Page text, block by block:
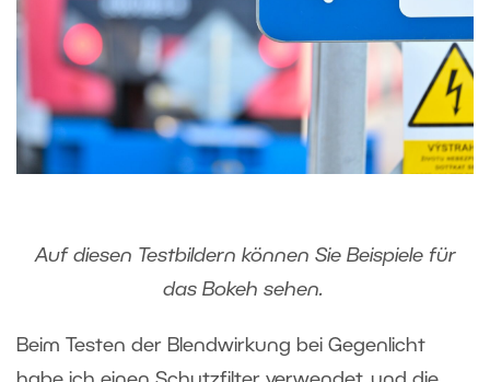
Auf diesen Testbildern können Sie Beispiele für
das Bokeh sehen.
Beim Testen der Blendwirkung bei Gegenlicht